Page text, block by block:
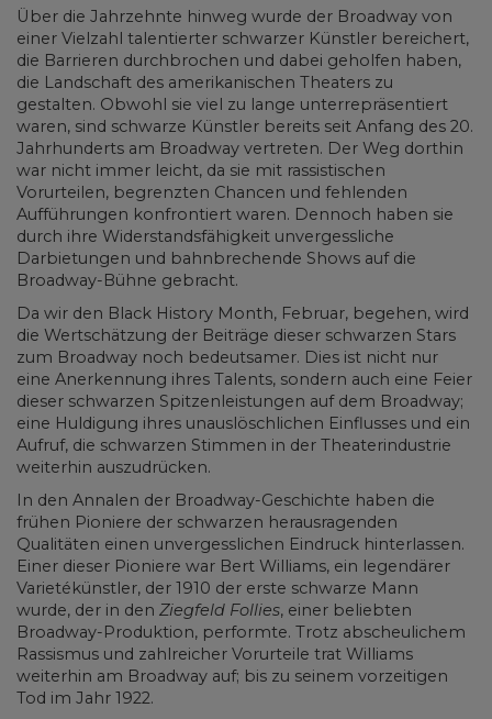
Über die Jahrzehnte hinweg wurde der Broadway von
einer Vielzahl talentierter schwarzer Künstler bereichert,
die Barrieren durchbrochen und dabei geholfen haben,
die Landschaft des amerikanischen Theaters zu
gestalten. Obwohl sie viel zu lange unterrepräsentiert
waren, sind schwarze Künstler bereits seit Anfang des 20.
Jahrhunderts am Broadway vertreten. Der Weg dorthin
war nicht immer leicht, da sie mit rassistischen
Vorurteilen, begrenzten Chancen und fehlenden
Aufführungen konfrontiert waren. Dennoch haben sie
durch ihre Widerstandsfähigkeit unvergessliche
Darbietungen und bahnbrechende Shows auf die
Broadway-Bühne gebracht.
Da wir den Black History Month, Februar, begehen, wird
die Wertschätzung der Beiträge dieser schwarzen Stars
zum Broadway noch bedeutsamer. Dies ist nicht nur
eine Anerkennung ihres Talents, sondern auch eine Feier
dieser schwarzen Spitzenleistungen auf dem Broadway;
eine Huldigung ihres unauslöschlichen Einflusses und ein
Aufruf, die schwarzen Stimmen in der Theaterindustrie
weiterhin auszudrücken.
In den Annalen der Broadway-Geschichte haben die
frühen Pioniere der schwarzen herausragenden
Qualitäten einen unvergesslichen Eindruck hinterlassen.
Einer dieser Pioniere war Bert Williams, ein legendärer
Varietékünstler, der 1910 der erste schwarze Mann
wurde, der in den Ziegfeld Follies, einer beliebten
Broadway-Produktion, performte. Trotz abscheulichem
Rassismus und zahlreicher Vorurteile trat Williams
weiterhin am Broadway auf; bis zu seinem vorzeitigen
Tod im Jahr 1922.